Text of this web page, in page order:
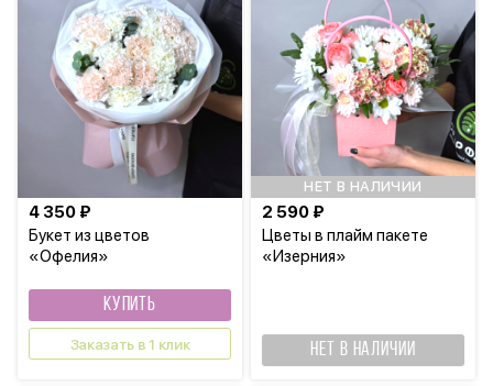
Букет из цветов
«Офелия»
4 350 ₽
КУПИТЬ
Заказать в 1 клик
НЕТ В НАЛИЧИИ
Цветы в плайм пакете
«Изерния»
2 590 ₽
НЕТ В НАЛИЧИИ